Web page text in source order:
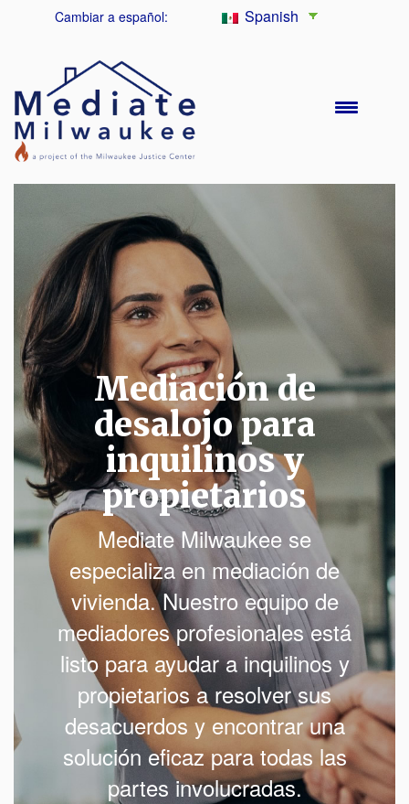
Cambiar a español: Spanish
Mediación de
desalojo para
inquilinos y
propietarios
Mediate Milwaukee se
especializa en mediación de
vivienda. Nuestro equipo de
mediadores profesionales está
listo para ayudar a inquilinos y
propietarios a resolver sus
desacuerdos y encontrar una
solución eficaz para todas las
partes involucradas.